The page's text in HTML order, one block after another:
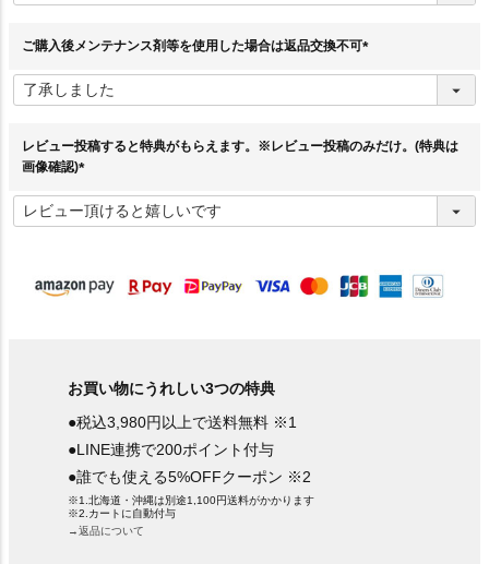
須
ご購入後メンテナンス剤等を使用した場合は返品交換不可
須
レビュー投稿すると特典がもらえます。※レビュー投稿のみだけ。(特典は
画像確認)
必
須
お買い物にうれしい3つの特典
●税込3,980円以上で送料無料 ※1
●LINE連携で200ポイント付与
●誰でも使える5%OFFクーポン ※2
※1.北海道・沖縄は別途1,100円送料がかかります
※2.カートに自動付与
→返品について